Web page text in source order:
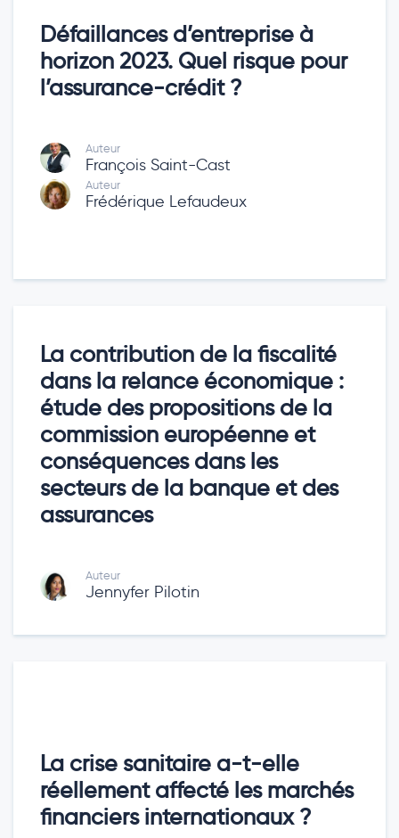
Défaillances d’entreprise à
horizon 2023. Quel risque pour
l’assurance-crédit ?
Auteur
François Saint-Cast
Auteur
Frédérique Lefaudeux
La contribution de la fiscalité
dans la relance économique :
étude des propositions de la
commission européenne et
conséquences dans les
secteurs de la banque et des
assurances
Auteur
Jennyfer Pilotin
La crise sanitaire a-t-elle
réellement affecté les marchés
financiers internationaux ?